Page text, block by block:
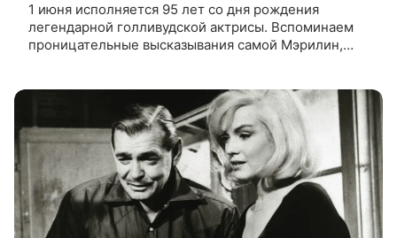
1 июня исполняется 95 лет со дня рождения
легендарной голливудской актрисы. Вспоминаем
проницательные высказывания самой Мэрилин,